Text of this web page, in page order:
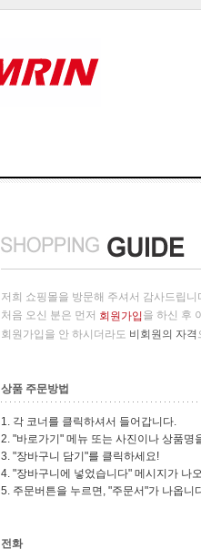
저희 쇼핑몰을 방문해 주셔서 감사드립
처음 오신 분은 먼저 회원가입을 하신 후
회원가입을 안 하시더라도 비회원의 자격
상품 주문방법
1. 각 코너를 클릭하셔서 들어갑니다.
2. "바로가기" 메뉴 또는 사진이나 상품명
3. "장바구니 담기"를 클릭하세요!
4. "장바구니에 넣었습니다" 메시지가 나
5. 주문버튼을 누르면, "주문서"가 나옵니
전화